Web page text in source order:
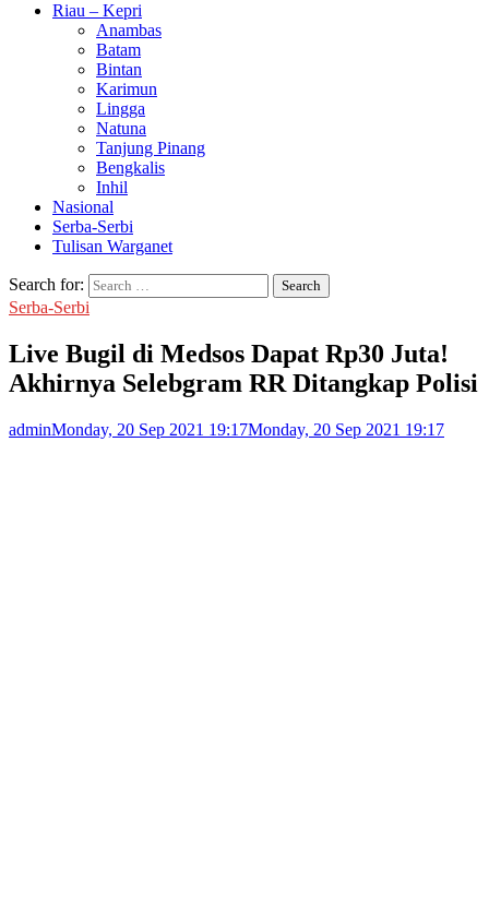
Riau – Kepri
Anambas
Batam
Bintan
Karimun
Lingga
Natuna
Tanjung Pinang
Bengkalis
Inhil
Nasional
Serba-Serbi
Tulisan Warganet
Search for:
Serba-Serbi
Live Bugil di Medsos Dapat Rp30 Juta!
Akhirnya Selebgram RR Ditangkap Polisi
adminMonday, 20 Sep 2021 19:17Monday, 20 Sep 2021 19:17